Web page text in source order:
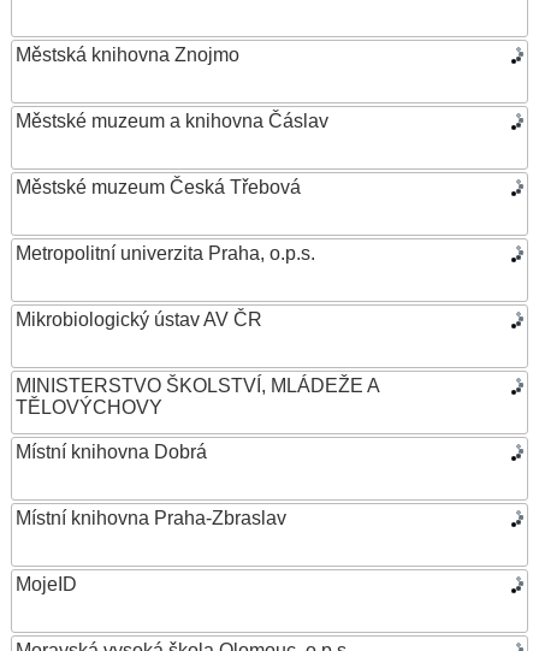
Městská knihovna Znojmo
Městské muzeum a knihovna Čáslav
Městské muzeum Česká Třebová
Metropolitní univerzita Praha, o.p.s.
Mikrobiologický ústav AV ČR
MINISTERSTVO ŠKOLSTVÍ, MLÁDEŽE A
TĚLOVÝCHOVY
Místní knihovna Dobrá
Místní knihovna Praha-Zbraslav
MojeID